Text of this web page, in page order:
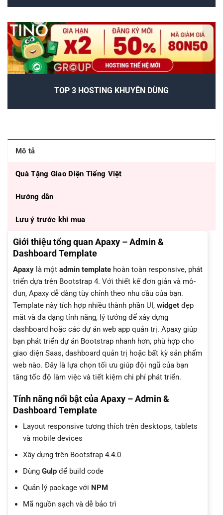
TOP 3 HOSTING KHUYÊN DÙNG
Mô tả
Quà Tặng Giao Diện Tiếng Việt
Hướng dẫn
Lưu ý trước khi mua
Giới thiệu tổng quan Apaxy – Admin &
Dashboard Template
Apaxy là một admin template hoàn toàn responsive, phát
triển dựa trên Bootstrap 4. Với thiết kế đơn giản và mô-
đun, Apaxy dễ dàng tùy chỉnh theo nhu cầu của bạn.
Template này tích hợp nhiều thành phần UI, widget đẹp
mắt và đa dạng tính năng, lý tưởng để xây dựng
dashboard hoặc các dự án web app quản trị. Apaxy giúp
bạn phát triển dự án Bootstrap nhanh hơn, phù hợp cho
giao diện Saas, dashboard quản trị hoặc bất kỳ sản phẩm
web nào. Đây là lựa chọn tối ưu giúp đội ngũ của bạn
tăng tốc độ làm việc và tiết kiệm chi phí phát triển.
Tính năng nổi bật của Apaxy – Admin &
Dashboard Template
Layout responsive tương thích trên desktops, tablets
và mobile devices
Xây dựng trên Bootstrap 4.4.0
Dùng Gulpđể build code
Quản lý package với NPM
Mã nguồn sạch và dễ bảo trì